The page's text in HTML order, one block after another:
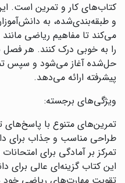
کتاب‌های کار و تمرین است.
و طبقه‌بندی‌شده، به
می‌کند تا مفاهیم ریاضی
را به خوبی درک کنند. هر
حل‌شده آغاز می‌شود و سپس
پیشرفته ارائه می‌دهد.
ویژگی‌های برجسته:
تمرین‌های متنوع با
طراحی مناسب و جذاب برای
تمرکز بر آمادگی برای
این کتاب گزینه‌ای عالی برای
تقویت مهارت‌های ریاضی